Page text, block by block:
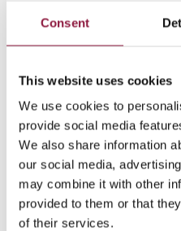
Consent
This website uses cookies
We use cookies to
provide social media
We also share information
our social media,
may combine it with other
provided to them or that
of their services.
januar 18, 2024
Gen Z i